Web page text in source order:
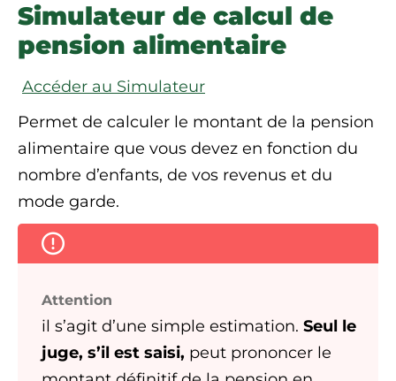
Simulateur de calcul de
pension alimentaire
Accéder au Simulateur
Permet de calculer le montant de la pension
alimentaire que vous devez en fonction du
nombre d’enfants, de vos revenus et du
mode garde.
Attention
il s’agit d’une simple estimation. Seul le
juge, s’il est saisi, peut prononcer le